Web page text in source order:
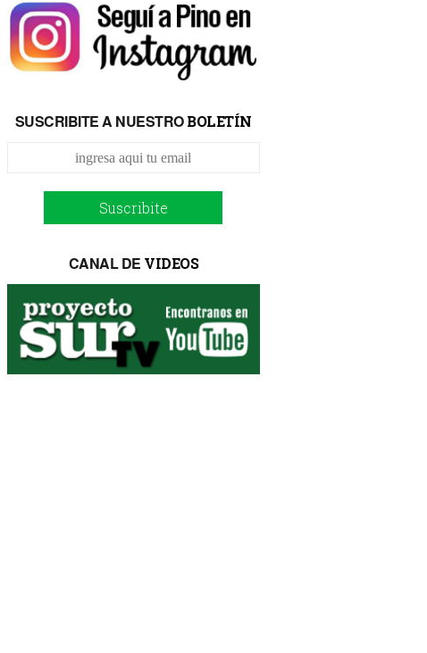
SUSCRIBITE A NUESTROBOLETÍN
Suscribite
CANAL DE VIDEOS